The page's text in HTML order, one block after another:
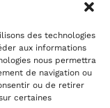
des technologies
aux informations
nous permettra
de navigation ou
ou de retirer
certaines
légales|Politique